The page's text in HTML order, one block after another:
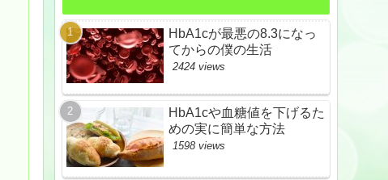
HbA1cが最悪の8.3になっ
てからの僕の生活
2424 views
HbA1cや血糖値を下げるた
めの実に簡単な方法
1598 views